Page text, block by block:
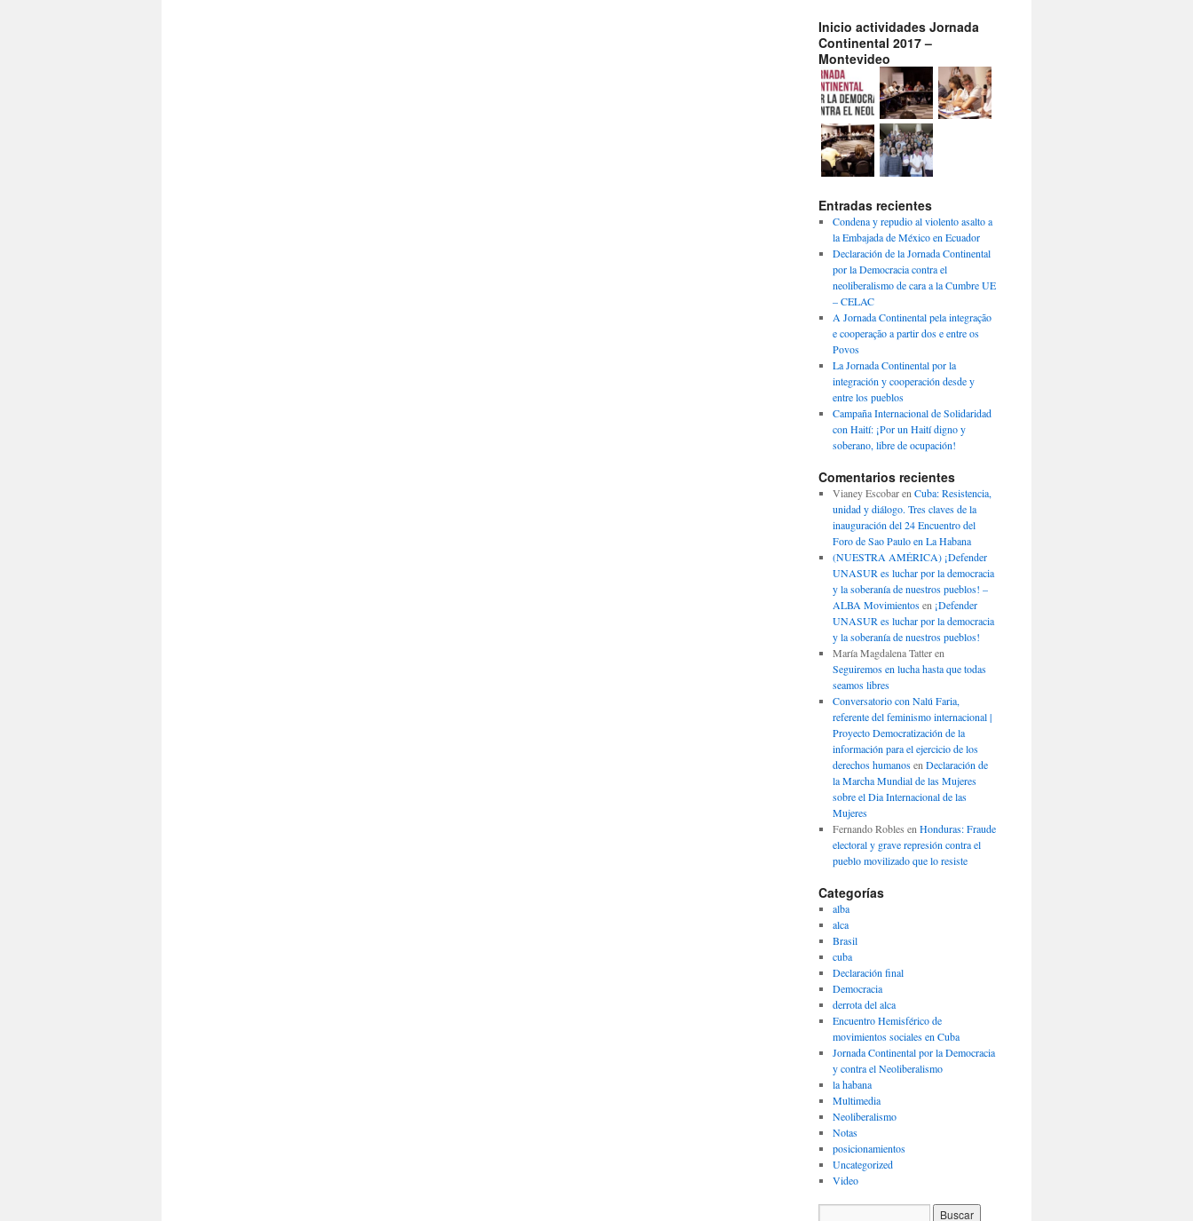
Inicio actividades Jornada
Continental 2017 –
Montevideo
Entradas recientes
Condena y repudio al violento asalto a
la Embajada de México en Ecuador
Declaración de la Jornada Continental
por la Democracia contra el
neoliberalismo de cara a la Cumbre UE
– CELAC
A Jornada Continental pela integração
e cooperação a partir dos e entre os
Povos
La Jornada Continental por la
integración y cooperación desde y
entre los pueblos
Campaña Internacional de Solidaridad
con Haití: ¡Por un Haití digno y
soberano, libre de ocupación!
Comentarios recientes
Vianey Escobaren Cuba: Resistencia,
unidad y diálogo. Tres claves de la
inauguración del 24 Encuentro del
Foro de Sao Paulo en La Habana
(NUESTRA AMÉRICA) ¡Defender
UNASUR es luchar por la democracia
y la soberanía de nuestros pueblos! –
ALBA Movimientosen ¡Defender
UNASUR es luchar por la democracia
y la soberanía de nuestros pueblos!
María Magdalena Tatteren
Seguiremos en lucha hasta que todas
seamos libres
Conversatorio con Nalú Faria,
referente del feminismo internacional |
Proyecto Democratización de la
información para el ejercicio de los
derechos humanosen Declaración de
la Marcha Mundial de las Mujeres
sobre el Dia Internacional de las
Mujeres
Fernando Robles en Honduras: Fraude
electoral y grave represión contra el
pueblo movilizado que lo resiste
Categorías
alba
alca
Brasil
cuba
Declaración final
Democracia
derrota del alca
Encuentro Hemisférico de
movimientos sociales en Cuba
Jornada Continental por la Democracia
y contra el Neoliberalismo
la habana
Multimedia
Neoliberalismo
Notas
posicionamientos
Uncategorized
Video